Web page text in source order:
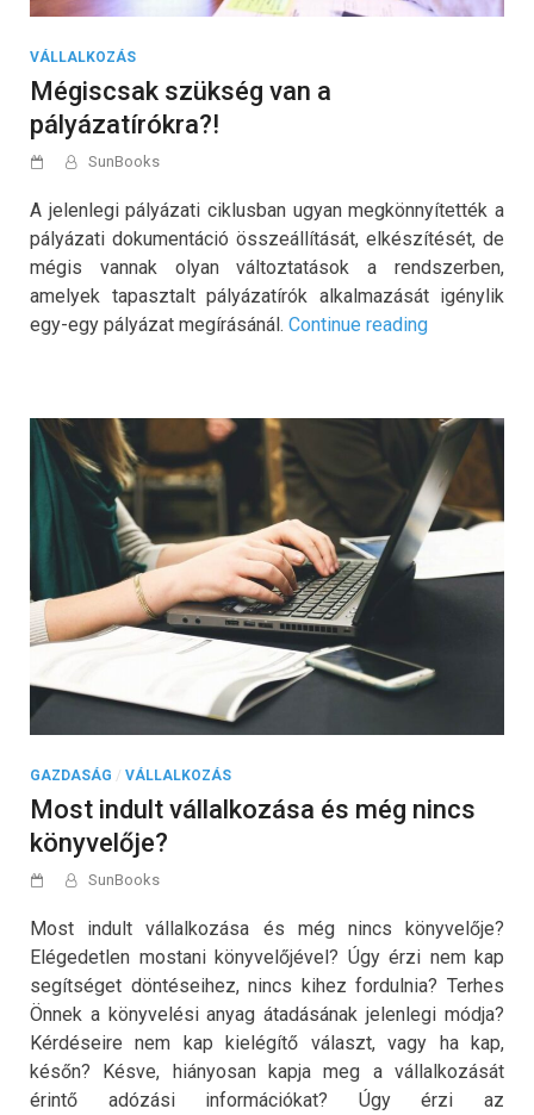
VÁLLALKOZÁS
Mégiscsak szükség van a
pályázatírókra?!
SunBooks
A jelenlegi pályázati ciklusban ugyan megkönnyítették a
pályázati dokumentáció összeállítását, elkészítését, de
mégis vannak olyan változtatások a rendszerben,
amelyek tapasztalt pályázatírók alkalmazását igénylik
egy-egy pályázat megírásánál. Continue reading„Mégiscsak
GAZDASÁG / VÁLLALKOZÁS
Most indult vállalkozása és még nincs
könyvelője?
SunBooks
Most indult vállalkozása és még nincs könyvelője?
Elégedetlen mostani könyvelőjével? Úgy érzi nem kap
segítséget döntéseihez, nincs kihez fordulnia? Terhes
Önnek a könyvelési anyag átadásának jelenlegi módja?
Kérdéseire nem kap kielégítő választ, vagy ha kap,
későn? Késve, hiányosan kapja meg a vállalkozását
érintő adózási információkat? Úgy érzi az